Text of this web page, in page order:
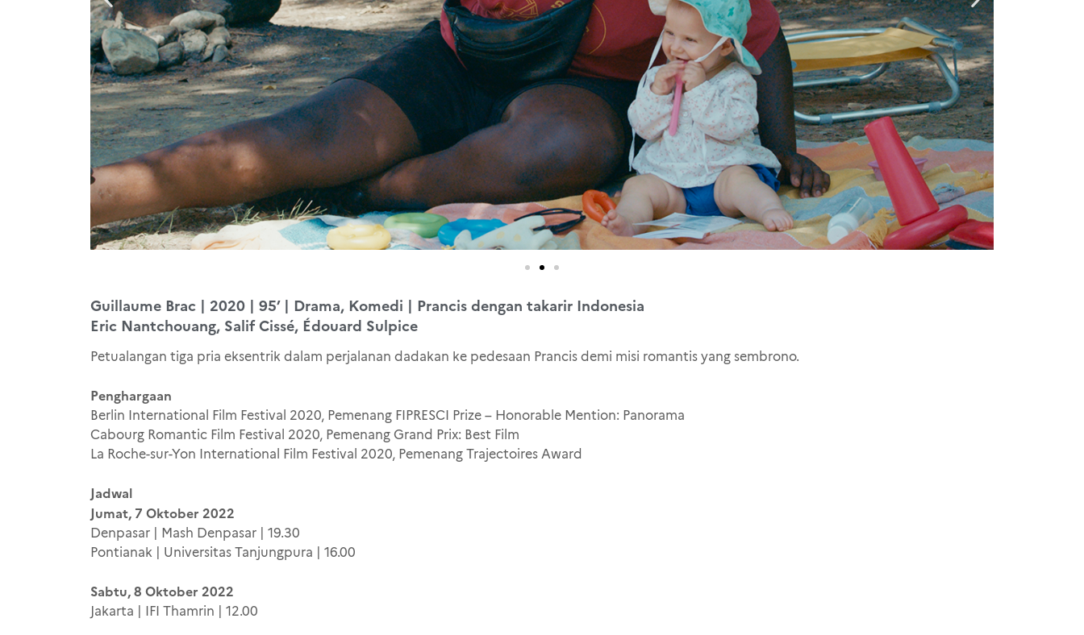
Guillaume Brac | 2020 | 95’ | Drama, Komedi | Prancis dengan takarir Indonesia
Eric Nantchouang, Salif Cissé, Édouard Sulpice
Petualangan tiga pria eksentrik dalam perjalanan dadakan ke pedesaan Prancis demi misi romantis yang sembrono.
Penghargaan
Berlin International Film Festival 2020, Pemenang FIPRESCI Prize – Honorable Mention: Panorama
Cabourg Romantic Film Festival 2020, Pemenang Grand Prix: Best Film
La Roche-sur-Yon International Film Festival 2020, Pemenang Trajectoires Award
Jadwal
Jumat, 7 Oktober 2022
Denpasar | Mash Denpasar | 19.30
Pontianak | Universitas Tanjungpura | 16.00
Sabtu, 8 Oktober 2022
Jakarta | IFI Thamrin | 12.00